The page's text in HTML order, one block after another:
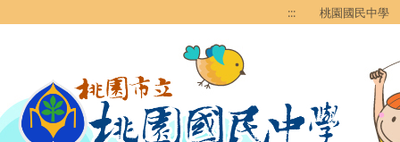
::: 桃園國民中學